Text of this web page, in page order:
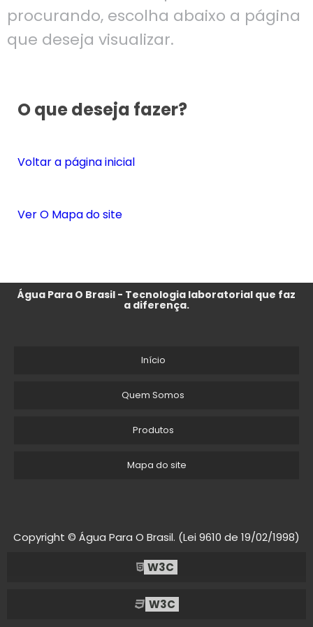
procurando, escolha abaixo a página
que deseja visualizar.
O que deseja fazer?
Voltar a página inicial
Ver O Mapa do site
Água Para O Brasil - Tecnologia laboratorial que faz
a diferença.
Início
Quem Somos
Produtos
Mapa do site
Copyright © Água Para O Brasil. (Lei 9610 de 19/02/1998)
W3C
W3C